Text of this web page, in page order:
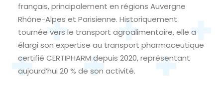
français, principalement en régions Auvergne
Rhône-Alpes et Parisienne. Historiquement
tournée vers le transport agroalimentaire, elle a
élargi son expertise au transport pharmaceutique
certifié CERTIPHARM depuis 2020, représentant
aujourd’hui 20 % de son activité.